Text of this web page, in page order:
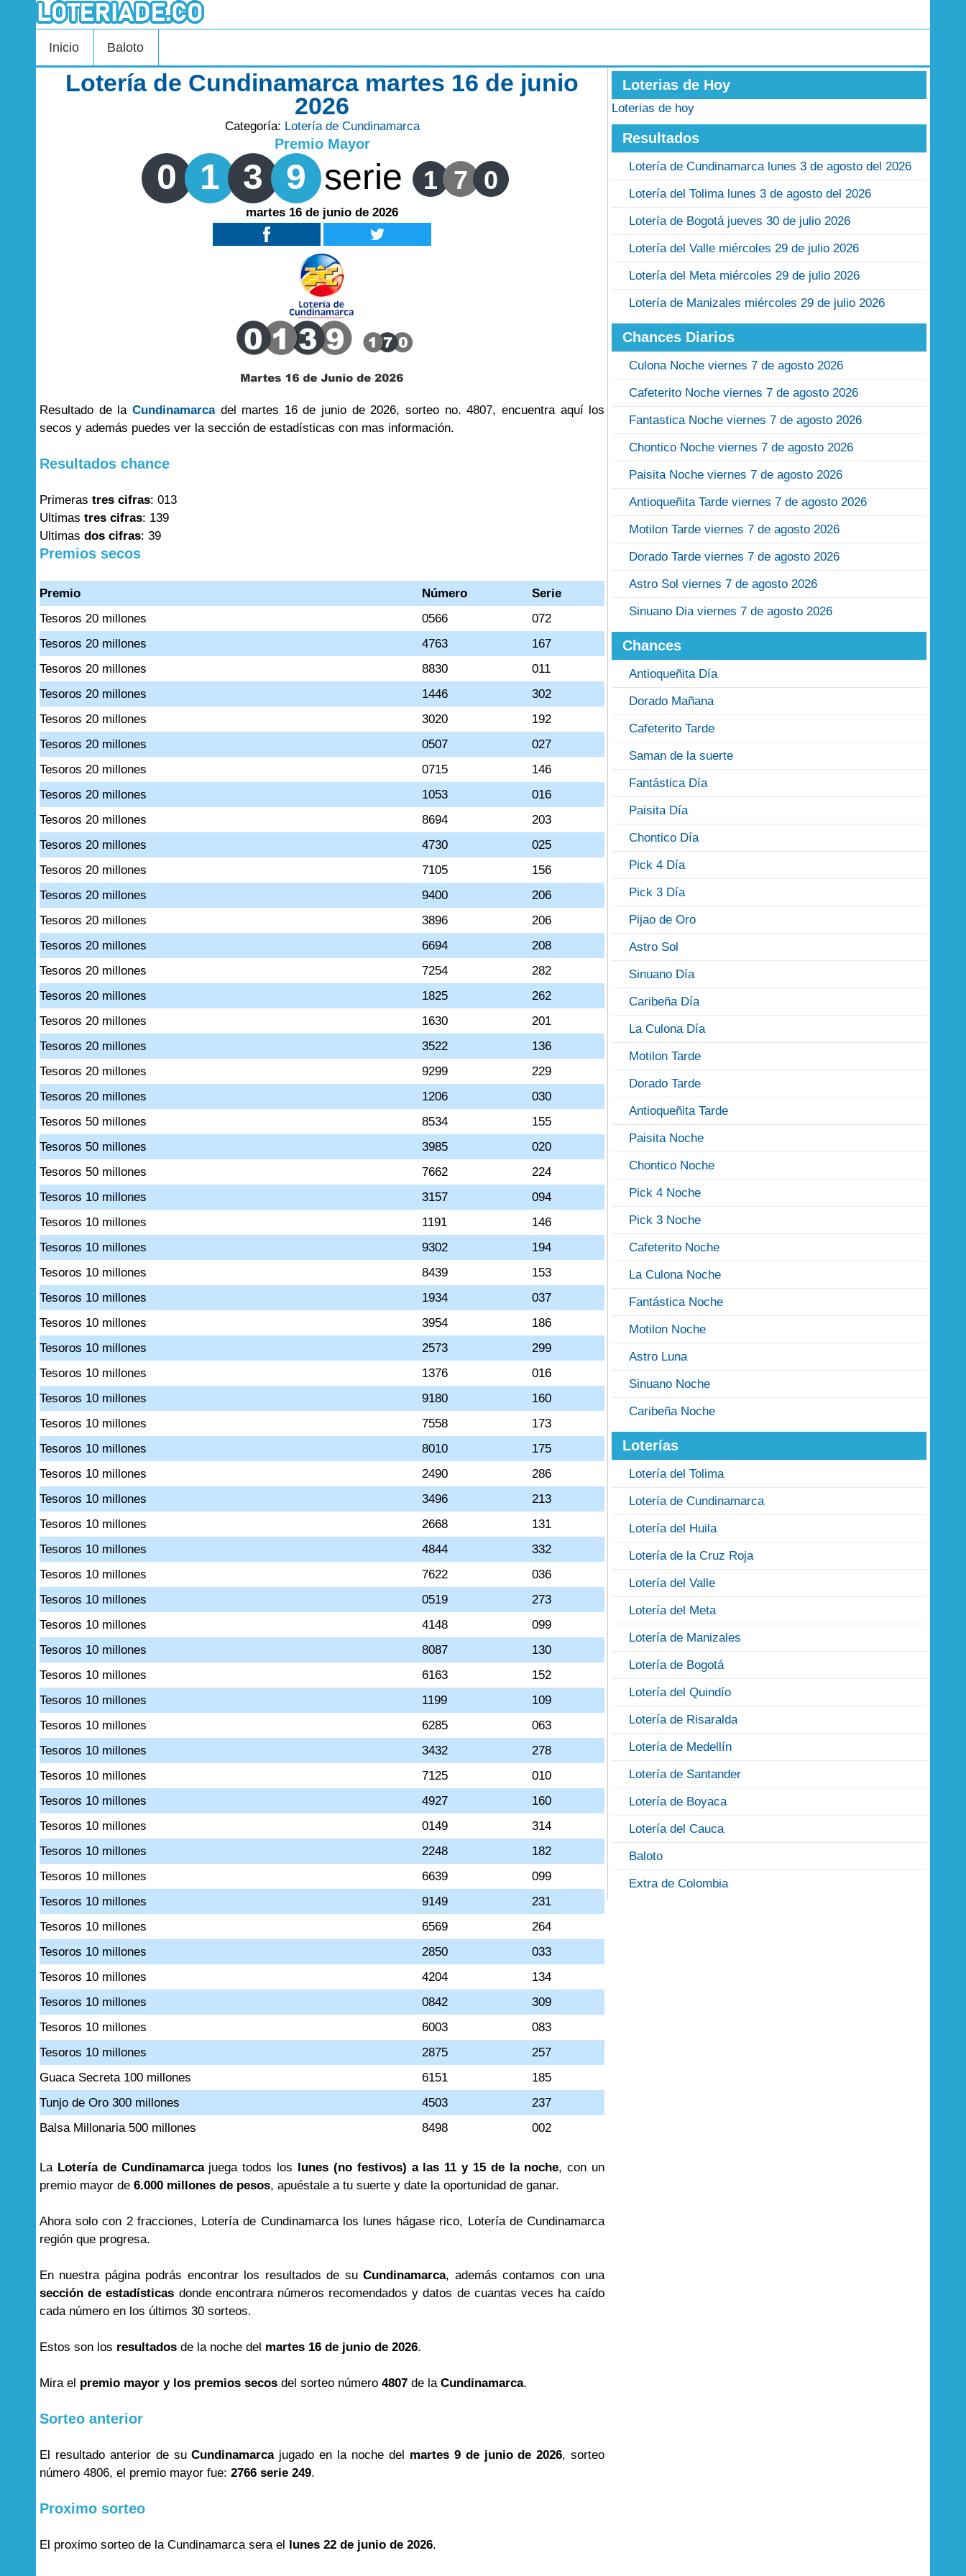
Inicio Baloto
Lotería de Cundinamarca martes 16 de junio
2026
Categoría: Lotería de Cundinamarca
Premio Mayor
0 1 3 9 serie 1 7 0
martes 16 de junio de 2026
Resultado de la Cundinamarcadel martes 16 de junio de 2026, sorteo no. 4807, encuentra aquí los
secos y además puedes ver la sección de estadísticas con mas información.
Resultados chance
Primeras tres cifras: 013
Ultimas tres cifras: 139
Ultimas dos cifras: 39
Premios secos
Premio Número
Serie
Tesoros 20 millones
0566
072
Tesoros 20 millones
4763
167
Tesoros 20 millones
8830
011
Tesoros 20 millones
1446
302
Tesoros 20 millones
3020
192
Tesoros 20 millones
0507
027
Tesoros 20 millones
0715
146
Tesoros 20 millones
1053
016
Tesoros 20 millones
8694
203
Tesoros 20 millones
4730
025
Tesoros 20 millones
7105
156
Tesoros 20 millones
9400
206
Tesoros 20 millones
3896
206
Tesoros 20 millones
6694
208
Tesoros 20 millones
7254
282
Tesoros 20 millones
1825
262
Tesoros 20 millones
1630
201
Tesoros 20 millones
3522
136
Tesoros 20 millones
9299
229
Tesoros 20 millones
1206
030
Tesoros 50 millones
8534
155
Tesoros 50 millones
3985
020
Tesoros 50 millones
7662
224
Tesoros 10 millones
3157
094
Tesoros 10 millones
1191
146
Tesoros 10 millones
9302
194
Tesoros 10 millones
8439
153
Tesoros 10 millones
1934
037
Tesoros 10 millones
3954
186
Tesoros 10 millones
2573
299
Tesoros 10 millones
1376
016
Tesoros 10 millones
9180
160
Tesoros 10 millones
7558
173
Tesoros 10 millones
8010
175
Tesoros 10 millones
2490
286
Tesoros 10 millones
3496
213
Tesoros 10 millones
2668
131
Tesoros 10 millones
4844
332
Tesoros 10 millones
7622
036
Tesoros 10 millones
0519
273
Tesoros 10 millones
4148
099
Tesoros 10 millones
8087
130
Tesoros 10 millones
6163
152
Tesoros 10 millones
1199
109
Tesoros 10 millones
6285
063
Tesoros 10 millones
3432
278
Tesoros 10 millones
7125
010
Tesoros 10 millones
4927
160
Tesoros 10 millones
0149
314
Tesoros 10 millones
2248
182
Tesoros 10 millones
6639
099
Tesoros 10 millones
9149
231
Tesoros 10 millones
6569
264
Tesoros 10 millones
2850
033
Tesoros 10 millones
4204
134
Tesoros 10 millones
0842
309
Tesoros 10 millones
6003
083
Tesoros 10 millones
2875
257
Guaca Secreta 100 millones
6151
185
Tunjo de Oro 300 millones
4503
237
Balsa Millonaria 500 millones
8498 002
La Lotería de Cundinamarcajuega todos los lunes (no festivos) a las 11 y 15 de la noche, con un
premio mayor de 6.000 millones de pesos, apuéstale a tu suerte y date la oportunidad de ganar.
Ahora solo con 2 fracciones, Lotería de Cundinamarca los lunes hágase rico, Lotería de Cundinamarca
región que progresa.
En nuestra página podrás encontrar los resultados de suCundinamarca, además contamos con una
sección de estadísticas donde encontrara números recomendados y datos de cuantas veces ha caído
cada número en los últimos 30 sorteos.
Estos son los resultados de la noche del martes 16 de junio de 2026.
Mira el premio mayor y los premios secos del sorteo número 4807 de la Cundinamarca.
Sorteo anterior
El resultado anterior de suCundinamarcajugado en la noche del martes 9 de junio de 2026, sorteo
número 4806, el premio mayor fue: 2766 serie 249.
Proximo sorteo
El proximo sorteo de la Cundinamarca sera el lunes 22 de junio de 2026.
Loterias de Hoy
Loterias de hoy
Resultados
Lotería de Cundinamarca lunes 3 de agosto del 2026
Lotería del Tolima lunes 3 de agosto del 2026
Lotería de Bogotá jueves 30 de julio 2026
Lotería del Valle miércoles 29 de julio 2026
Lotería del Meta miércoles 29 de julio 2026
Lotería de Manizales miércoles 29 de julio 2026
Chances Diarios
Culona Noche viernes 7 de agosto 2026
Cafeterito Noche viernes 7 de agosto 2026
Fantastica Noche viernes 7 de agosto 2026
Chontico Noche viernes 7 de agosto 2026
Paisita Noche viernes 7 de agosto 2026
Antioqueñita Tarde viernes 7 de agosto 2026
Motilon Tarde viernes 7 de agosto 2026
Dorado Tarde viernes 7 de agosto 2026
Astro Sol viernes 7 de agosto 2026
Sinuano Dia viernes 7 de agosto 2026
Chances
Antioqueñita Día
Dorado Mañana
Cafeterito Tarde
Saman de la suerte
Fantástica Día
Paisita Día
Chontico Día
Pick 4 Día
Pick 3 Día
Pijao de Oro
Astro Sol
Sinuano Día
Caribeña Día
La Culona Día
Motilon Tarde
Dorado Tarde
Antioqueñita Tarde
Paisita Noche
Chontico Noche
Pick 4 Noche
Pick 3 Noche
Cafeterito Noche
La Culona Noche
Fantástica Noche
Motilon Noche
Astro Luna
Sinuano Noche
Caribeña Noche
Loterías
Lotería del Tolima
Lotería de Cundinamarca
Lotería del Huila
Lotería de la Cruz Roja
Lotería del Valle
Lotería del Meta
Lotería de Manizales
Lotería de Bogotá
Lotería del Quindío
Lotería de Risaralda
Lotería de Medellín
Lotería de Santander
Lotería de Boyaca
Lotería del Cauca
Baloto
Extra de Colombia